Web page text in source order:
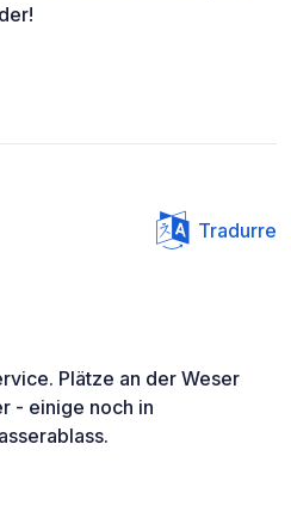
Tradurre
Plätze an der Weser
- einige noch in